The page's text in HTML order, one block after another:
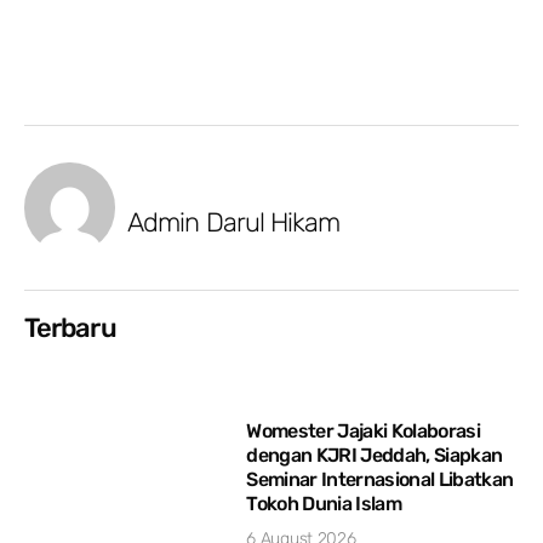
Admin Darul Hikam
Terbaru
Womester Jajaki Kolaborasi
dengan KJRI Jeddah, Siapkan
Seminar Internasional Libatkan
Tokoh Dunia Islam